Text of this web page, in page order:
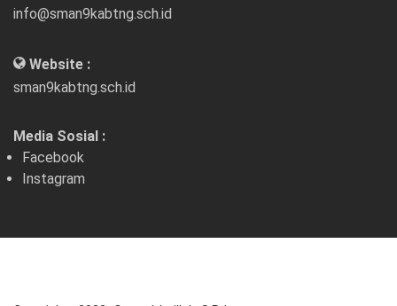
info@sman9kabtng.sch.id
Website :
sman9kabtng.sch.id
Media Sosial :
Facebook
Instagram